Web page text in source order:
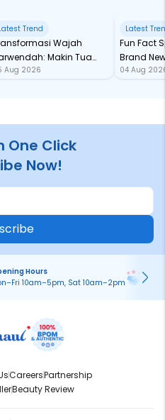
Trend
Wajah
Makin Tua
Glowing
Aug 2026
Latest
Fun Fact Spider-Man
Brand
Baru
04 Aug
One Click
Now!
Hours
10am–5pm, Sat 10am–2pm
CareersPartnership
Beauty Review